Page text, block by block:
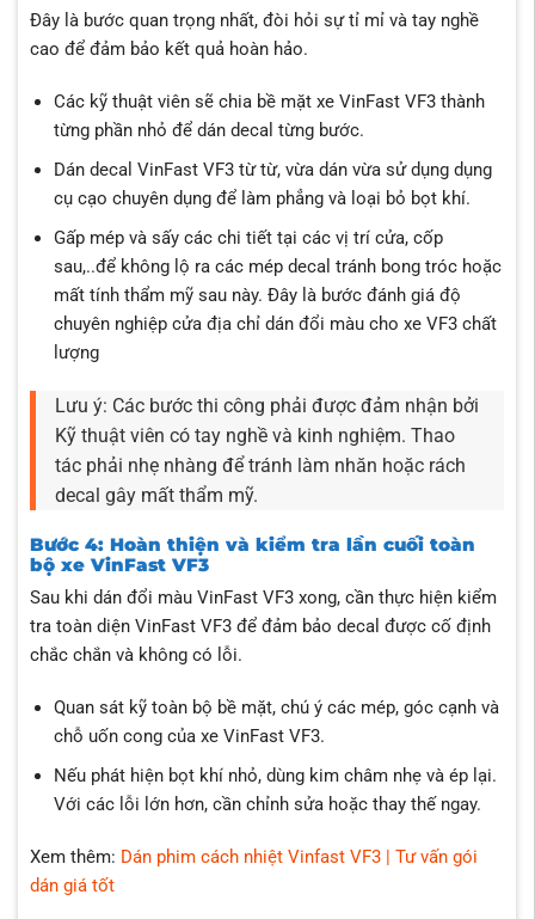
Đây là bước quan trọng nhất, đòi hỏi sự tỉ mỉ và tay nghề
cao để đảm bảo kết quả hoàn hảo.
Các kỹ thuật viên sẽ chia bề mặt xe VinFast VF3 thành
từng phần nhỏ để dán decal từng bước.
Dán decal VinFast VF3 từ từ, vừa dán vừa sử dụng dụng
cụ cạo chuyên dụng để làm phẳng và loại bỏ bọt khí.
Gấp mép và sấy các chi tiết tại các vị trí cửa, cốp
sau,..để không lộ ra các mép decal tránh bong tróc hoặc
mất tính thẩm mỹ sau này. Đây là bước đánh giá độ
chuyên nghiệp cửa địa chỉ dán đổi màu cho xe VF3 chất
lượng
Lưu ý: Các bước thi công phải được đảm nhận bởi
Kỹ thuật viên có tay nghề và kinh nghiệm. Thao
tác phải nhẹ nhàng để tránh làm nhăn hoặc rách
decal gây mất thẩm mỹ.
Bước 4: Hoàn thiện và kiểm tra lần cuối toàn
bộ xe VinFast VF3
Sau khi dán đổi màu VinFast VF3 xong, cần thực hiện kiểm
tra toàn diện VinFast VF3 để đảm bảo decal được cố định
chắc chắn và không có lỗi.
Quan sát kỹ toàn bộ bề mặt, chú ý các mép, góc cạnh và
chỗ uốn cong của xe VinFast VF3.
Nếu phát hiện bọt khí nhỏ, dùng kim châm nhẹ và ép lại.
Với các lỗi lớn hơn, cần chỉnh sửa hoặc thay thế ngay.
Xem thêm: Dán phim cách nhiệt Vinfast VF3 | Tư vấn gói
dán giá tốt